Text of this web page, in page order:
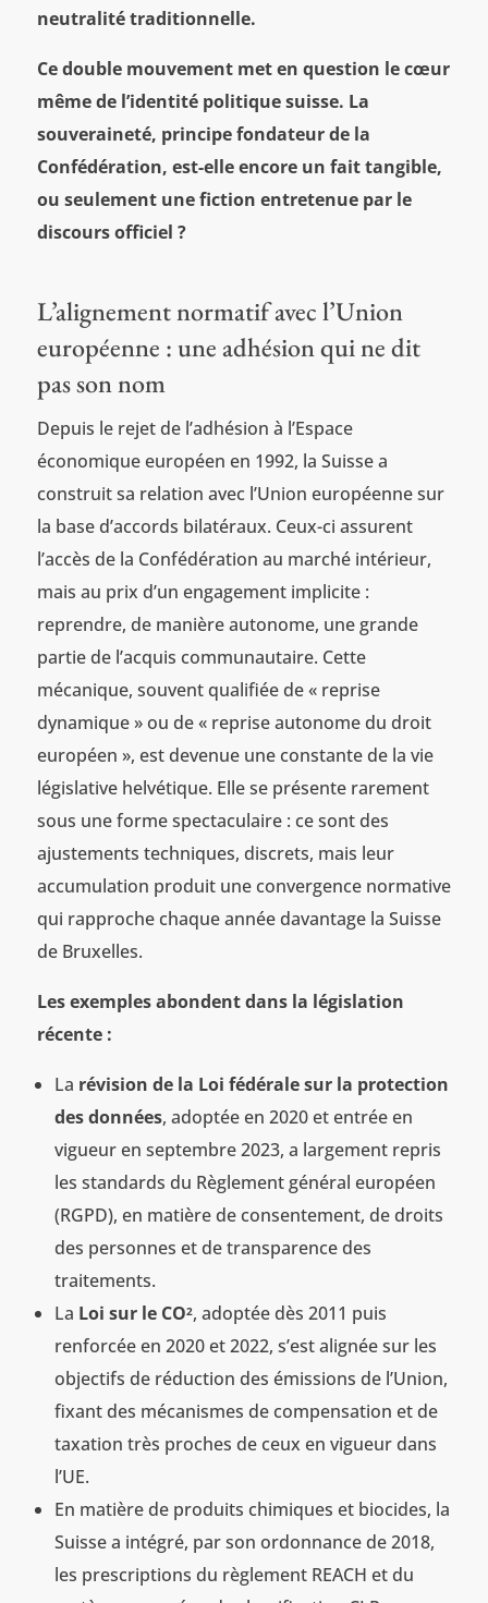
neutralité traditionnelle.
Ce double mouvement met en question le cœur
même de l’identité politique suisse. La
souveraineté, principe fondateur de la
Confédération, est-elle encore un fait tangible,
ou seulement une fiction entretenue par le
discours officiel ?
L’alignement normatif avec l’Union
européenne : une adhésion qui ne dit
pas son nom
Depuis le rejet de l’adhésion à l’Espace
économique européen en 1992, la Suisse a
construit sa relation avec l’Union européenne sur
la base d’accords bilatéraux. Ceux-ci assurent
l’accès de la Confédération au marché intérieur,
mais au prix d’un engagement implicite :
reprendre, de manière autonome, une grande
partie de l’acquis communautaire. Cette
mécanique, souvent qualifiée de « reprise
dynamique » ou de « reprise autonome du droit
européen », est devenue une constante de la vie
législative helvétique. Elle se présente rarement
sous une forme spectaculaire : ce sont des
ajustements techniques, discrets, mais leur
accumulation produit une convergence normative
qui rapproche chaque année davantage la Suisse
de Bruxelles.
Les exemples abondent dans la législation
récente :
La révision de la Loi fédérale sur la protection
des données, adoptée en 2020 et entrée en
vigueur en septembre 2023, a largement repris
les standards du Règlement général européen
(RGPD), en matière de consentement, de droits
des personnes et de transparence des
traitements.
La Loi sur le CO2, adoptée dès 2011 puis
renforcée en 2020 et 2022, s’est alignée sur les
objectifs de réduction des émissions de l’Union,
fixant des mécanismes de compensation et de
taxation très proches de ceux en vigueur dans
l’UE.
En matière de produits chimiques et biocides, la
Suisse a intégré, par son ordonnance de 2018,
les prescriptions du règlement REACH et du